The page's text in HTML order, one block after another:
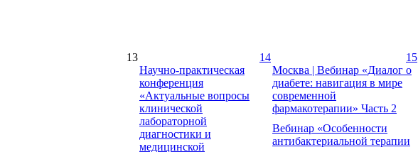
13
14
Научно-практическая
конференция
«Актуальные вопросы
клинической
лабораторной
диагностики и
медицинской
15
Москва | Вебинар «Диалог о
диабете: навигация в мире
современной
фармакотерапии» Часть 2
Вебинар «Особенности
антибактериальной терапии